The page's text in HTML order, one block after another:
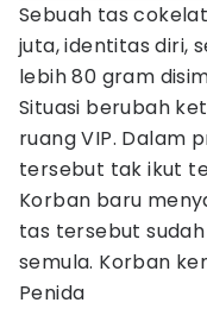
Sebuah tas
juta, identitas diri,
lebih 80 gram
Situasi berubah
ruang VIP. Dalam
tersebut tak ikut
Korban baru
tas tersebut
semula. Korban
Penida